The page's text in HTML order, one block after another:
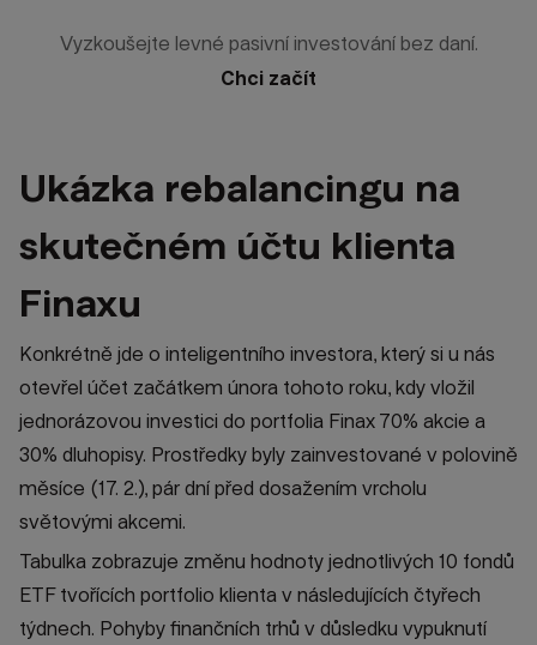
Vyzkoušejte levné pasivní investování bez daní.
Chci začít
Ukázka rebalancingu na
skutečném účtu klienta
Finaxu
Konkrétně jde o inteligentního investora, který si u nás
otevřel účet začátkem února tohoto roku, kdy vložil
jednorázovou investici do portfolia Finax 70% akcie a
30% dluhopisy. Prostředky byly zainvestované v polovině
měsíce (17. 2.), pár dní před dosažením vrcholu
světovými akcemi.
Tabulka zobrazuje změnu hodnoty jednotlivých 10 fondů
ETF tvořících portfolio klienta v následujících čtyřech
týdnech. Pohyby finančních trhů v důsledku vypuknutí